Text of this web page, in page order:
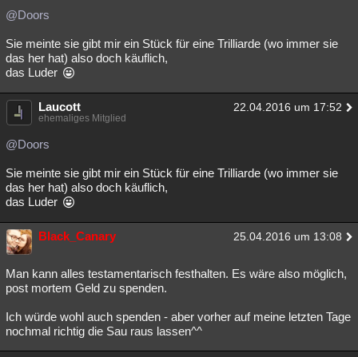
@Doors
Sie meinte sie gibt mir ein Stück für eine Trilliarde (wo immer sie
das her hat) also doch käuflich,
das Luder
Laucott 22.04.2016 um 17:52
ehemaliges Mitglied
@Doors
Sie meinte sie gibt mir ein Stück für eine Trilliarde (wo immer sie
das her hat) also doch käuflich,
das Luder
Black_Canary 25.04.2016 um 13:08
Man kann alles testamentarisch festhalten. Es wäre also möglich,
post mortem Geld zu spenden.
Ich würde wohl auch spenden - aber vorher auf meine letzten Tage
nochmal richtig die Sau raus lassen^^